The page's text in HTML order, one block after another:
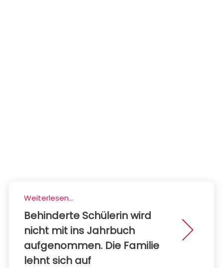
Weiterlesen...
Behinderte Schülerin wird
nicht mit ins Jahrbuch
aufgenommen. Die Familie
lehnt sich auf